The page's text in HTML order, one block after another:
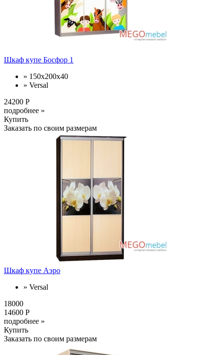
Шкаф купе Босфор 1
» 150x200x40
» Versal
24200 Р
подробнее »
Купить
Заказать по своим размерам
Шкаф купе Аэро
» Versal
18000
14600 Р
подробнее »
Купить
Заказать по своим размерам